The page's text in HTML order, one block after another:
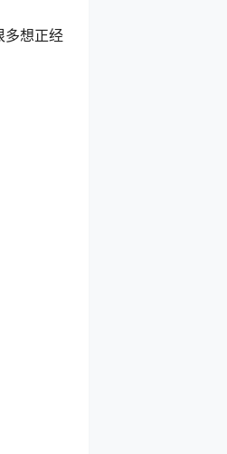
多想正经